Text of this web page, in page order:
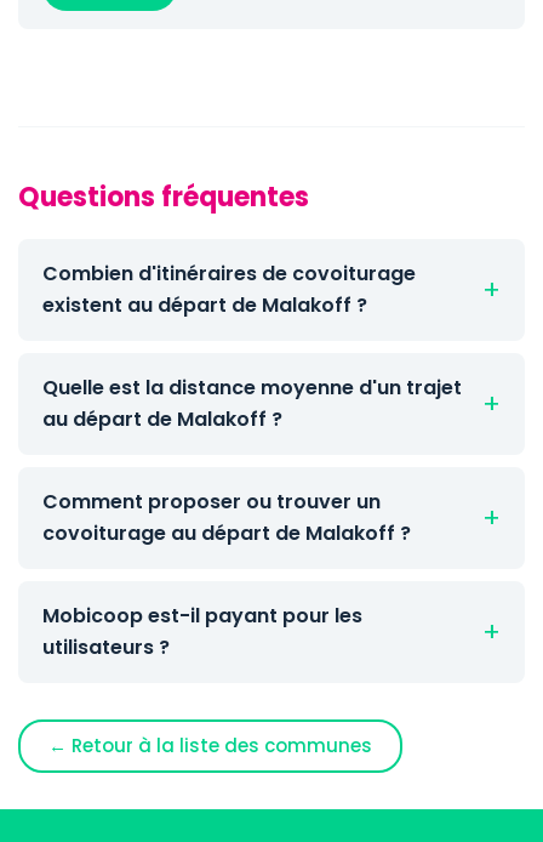
Questions fréquentes
Combien d'itinéraires de covoiturage
existent au départ de Malakoff ?
Quelle est la distance moyenne d'un trajet
au départ de Malakoff ?
Comment proposer ou trouver un
covoiturage au départ de Malakoff ?
Mobicoop est-il payant pour les
utilisateurs ?
← Retour à la liste des communes